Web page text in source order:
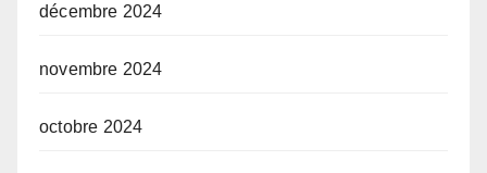
décembre 2024
novembre 2024
octobre 2024